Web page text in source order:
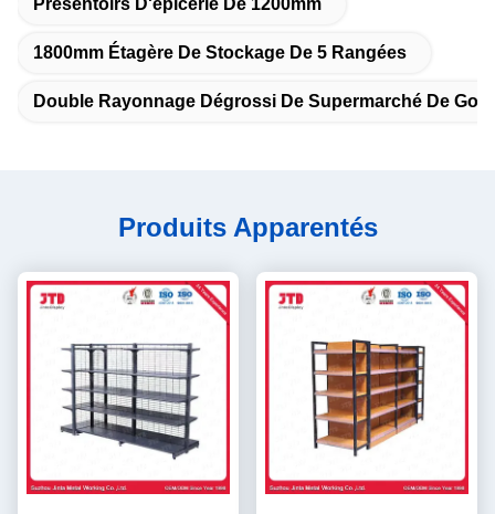
1800mm Étagère De Stockage De 5 Rangées
Double Rayonnage Dégrossi De Supermarché De
Produits Apparentés